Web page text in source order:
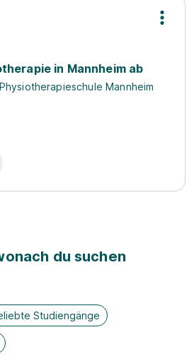
in Mannheim ab
Mannheim
du suchen
Studiengänge